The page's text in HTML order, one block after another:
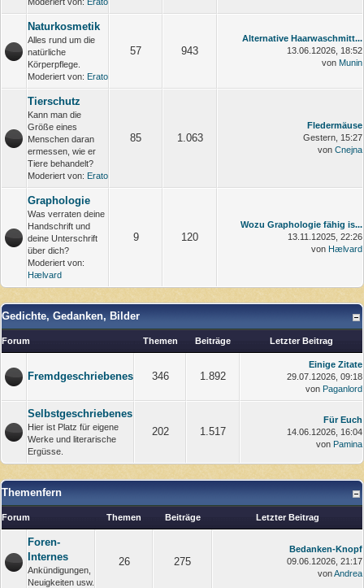
Naturkosmetik
Alles rund um die
natürliche
Körperpflege.
Moderiert von: Erato
57 943
Alternative Haarwaschmitt...
13.06.12026, 18:52
von Munin
Tierschutz
Kann man die
Größe eines
Menschen daran
ermessen, wie er
Tiere behandelt?
Moderiert von: Erato
85 1.063
Fledermäuse
Gestern , 15:27
von Cnejna
Graphologie
Was verraten deine
Handschrift und
deine Unterschrift
über dich?
Moderiert von:
Hælvard
9 120
Wozu Graphologie fähig is...
13.11.12025, 22:26
von Hælvard
Gedichte, Gedanken, Bilder
Forum Themen Beiträge Letzter Beitrag
Fremdgeschriebenes 346 1.892
Einige Zitate
29.07.12026, 09:18
von Paganlord
Selbstgeschriebenes
Hier ist Platz für eigene
Werke und literarische
Ergüsse.
202 1.517
Für Euch
14.06.12026, 16:04
von Pamina
Themenfern
Forum Themen Beiträge Letzter Beitrag
Foren-
Internes
Ankündigungen,
Neuigkeiten usw.
26 275
Bedanken-Knopf
09.06.12026, 21:17
vonAndrea